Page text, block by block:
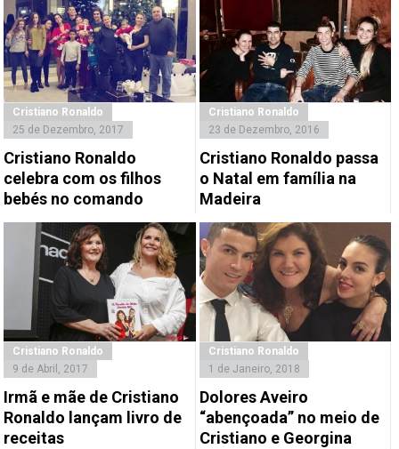
Cristiano Ronaldo
25 de Dezembro, 2017
Cristiano Ronaldo
celebra com os filhos
bebés no comando
Cristiano Ronaldo
23 de Dezembro, 2016
Cristiano Ronaldo passa
o Natal em família na
Madeira
Cristiano Ronaldo
9 de Abril, 2017
Irmã e mãe de Cristiano
Ronaldo lançam livro de
receitas
Cristiano Ronaldo
1 de Janeiro, 2018
Dolores Aveiro
“abençoada” no meio de
Cristiano e Georgina